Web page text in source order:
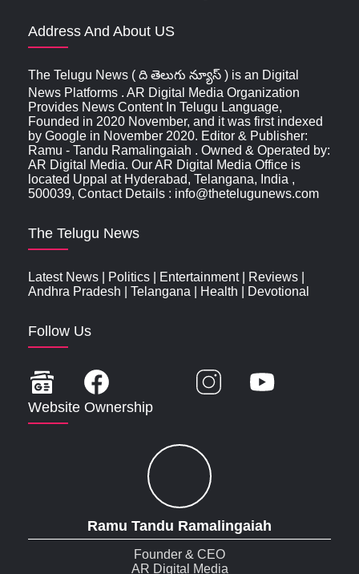
Address And About US
The Telugu News ( ది తెలుగు న్యూస్‌ ) is an Digital
News Platforms . AR Digital Media Organization
Provides News Content In Telugu Language,
Founded in 2020 November, and it was first indexed
by Google in November 2020. Editor & Publisher:
Ramu - Tandu Ramalingaiah . Owned & Operated by:
AR Digital Media. Our AR Digital Media Office is
located Uppal at Hyderabad, Telangana, India ,
500039, Contact Details : info@thetelugunews.com
The Telugu News
Latest News Politics Entertainment| Reviews
Andhra Pradesh
Telangana Health Devotional
Follow Us
Website Ownership
Ramu Tandu Ramalingaiah
Founder & CEO
AR Digital Media